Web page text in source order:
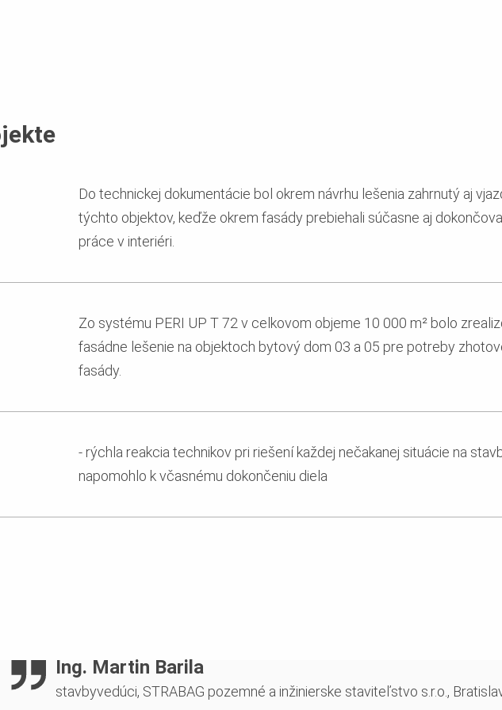
Do technickej dokumentácie bol okrem návrhu lešenia zahrnutý aj
týchto objektov, keďže okrem fasády prebiehali súčasne aj
práce v interiéri.
Zo systému PERI UP T 72 v celkovom objeme 10 000 m² bolo
fasádne lešenie na objektoch bytový dom 03 a 05 pre potreby
fasády.
- rýchla reakcia technikov pri riešení každej nečakanej situácie na
napomohlo k včasnému dokončeniu diela
Ing. Martin Barila
stavbyvedúci, STRABAG pozemné a inžinierske staviteľstvo s.r.o.,